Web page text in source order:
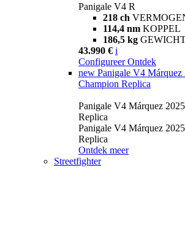
Panigale V4 R
218 ch
114,4 nm KOPPEL
186,5 kg
43.990 € i
Configureer Ontdek
new Panigale V4 Márquez
Champion Replica
Panigale V4 Márquez
Replica
Panigale V4 Márquez
Replica
Ontdek meer
Streetfighter